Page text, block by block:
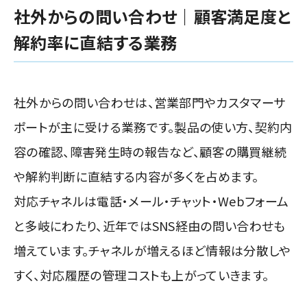
社外からの問い合わせ｜顧客満足度と
解約率に直結する業務
社外からの問い合わせは、営業部門やカスタマーサ
ポートが主に受ける業務です。製品の使い方、契約内
容の確認、障害発生時の報告など、顧客の購買継続
や解約判断に直結する内容が多くを占めます。
対応チャネルは電話・メール・チャット・Webフォーム
と多岐にわたり、近年ではSNS経由の問い合わせも
増えています。チャネルが増えるほど情報は分散しや
すく、対応履歴の管理コストも上がっていきます。